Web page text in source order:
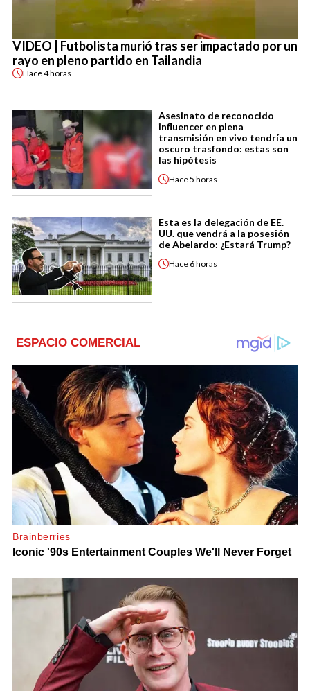
VIDEO | Futbolista murió tras ser impactado por un
rayo en pleno partido en Tailandia
Hace4 horas
Asesinato de reconocido
influencer en plena
transmisión en vivo tendría un
oscuro trasfondo: estas son
las hipótesis
Hace5 horas
Esta es la delegación de EE.
UU. que vendrá a la posesión
de Abelardo: ¿Estará Trump?
Hace 6 horas